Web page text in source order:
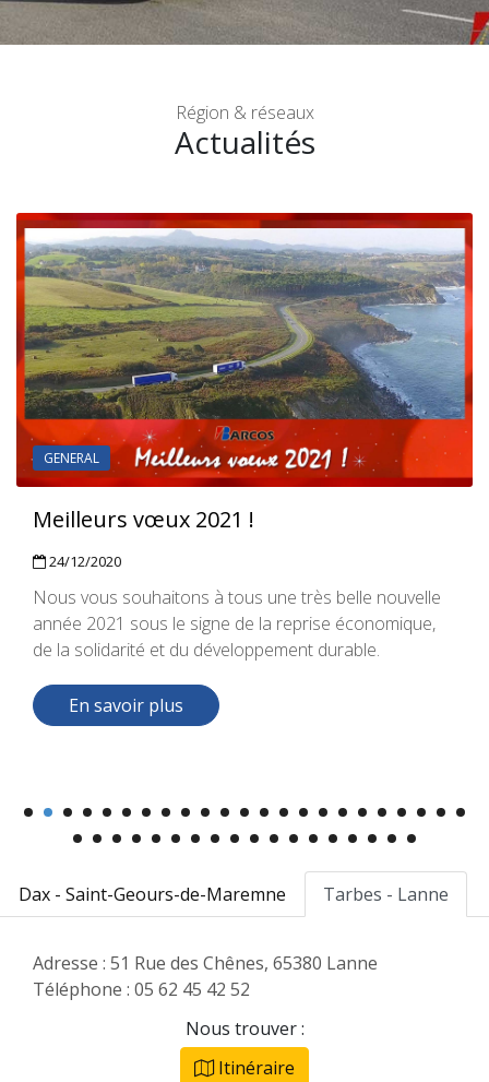
Région & réseaux
Actualités
nouvelle
GENERAL
L’externalisation de vos stocks
01/12/2020
La gestion logistique réclame une flexibilité et
réactivité sans faille. L’externalisation de vos
vous libère des contraintes
réduit vos coûts
Dax - Saint-Geours-de-Maremne Tarbes - Lanne
Adresse : 51 Rue des Chênes, 65380 Lanne
Téléphone : 05 62 45 42 52
Nous trouver :
Itinéraire